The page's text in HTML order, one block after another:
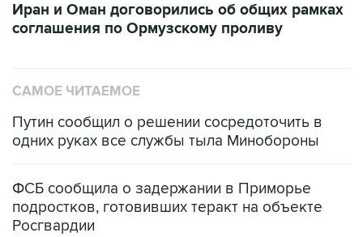
Иран и Оман договорились об общих рамках
соглашения по Ормузскому проливу
САМОЕ ЧИТАЕМОЕ
Путин сообщил о решении сосредоточить в
одних руках все службы тыла Минобороны
ФСБ сообщила о задержании в Приморье
подростков, готовивших теракт на объекте
Росгвардии